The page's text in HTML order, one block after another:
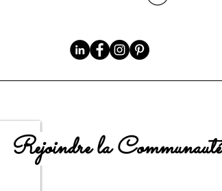
Rejoindre la Communauté